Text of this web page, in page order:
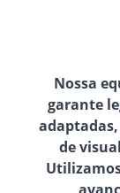
Nossa
garante
de